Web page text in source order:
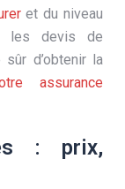
et du niveau
les devis de
d’obtenir la
assurance
: prix,